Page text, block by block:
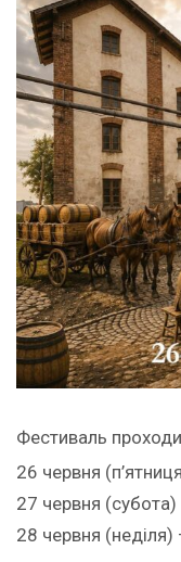
Фестиваль
26 червня
27 червня
28 червня